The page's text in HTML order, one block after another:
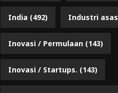
India (492) Industri asas
Inovasi / Permulaan (143)
Inovasi / Startups. (143)